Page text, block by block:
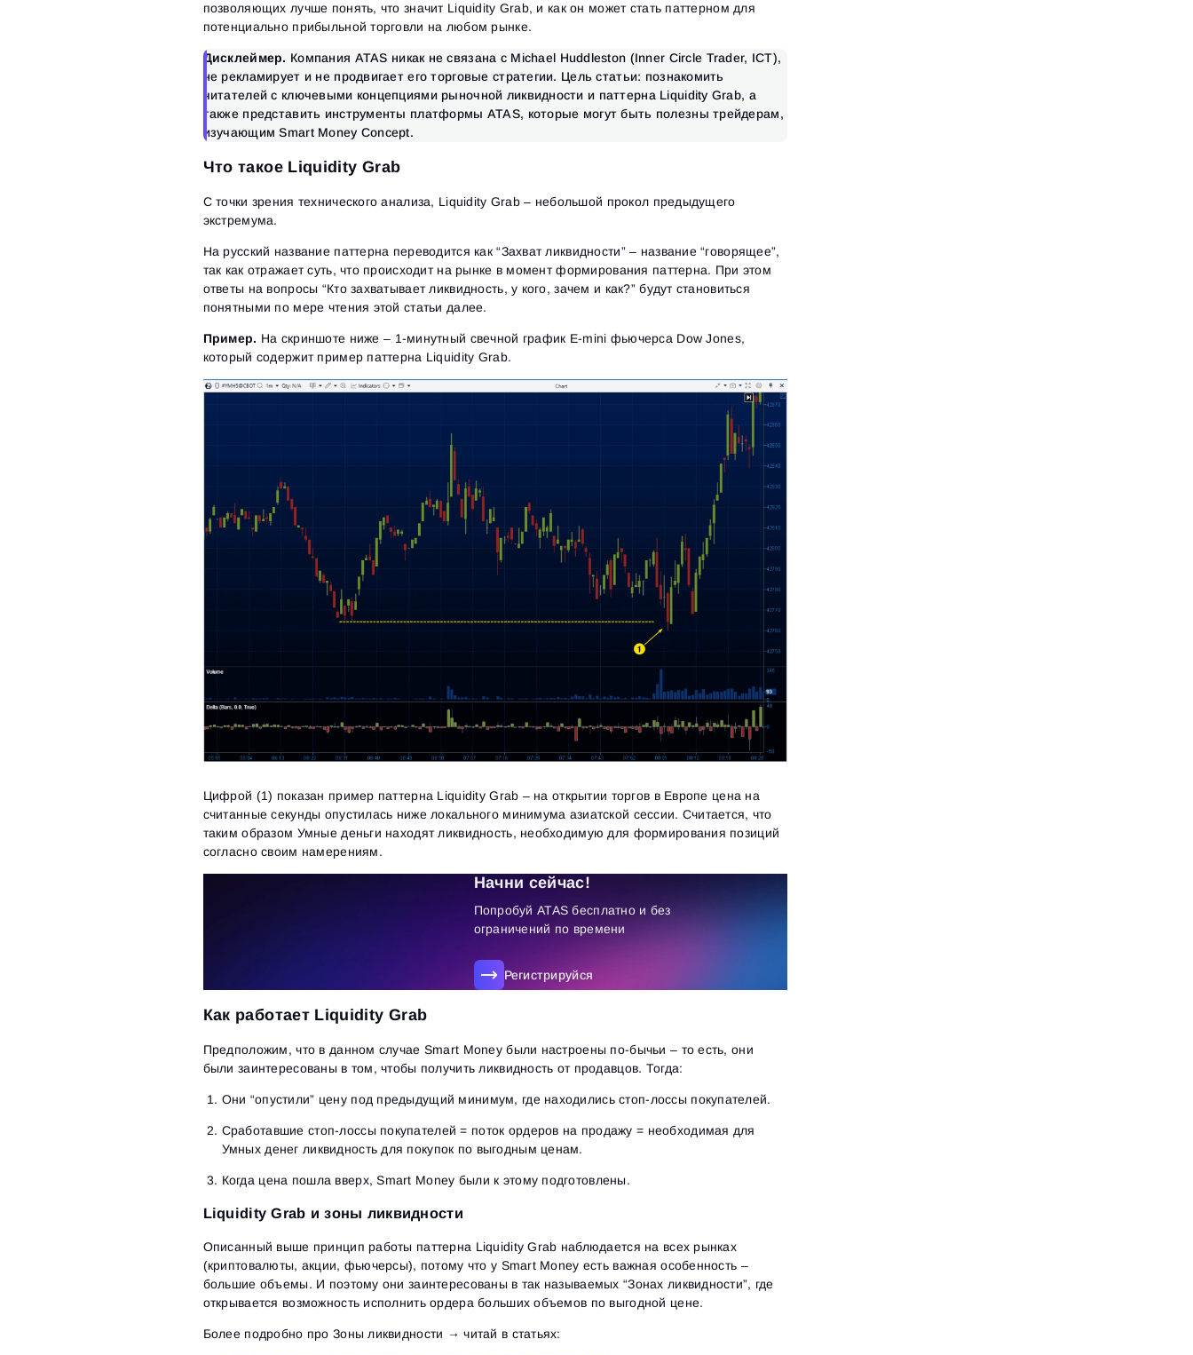
позволяющих лучше понять, что значит Liquidity Grab, и как он может стать паттерном для
потенциально прибыльной торговли на любом рынке.
Дисклеймер. Компания ATAS никак не связана с Michael Huddleston (Inner Circle Trader, ICT),
не рекламирует и не продвигает его торговые стратегии. Цель статьи: познакомить
читателей с ключевыми концепциями рыночной ликвидности и паттерна Liquidity Grab, а
также представить инструменты платформы ATAS, которые могут быть полезны трейдерам,
изучающим Smart Money Concept.
Что такое Liquidity Grab
С точки зрения технического анализа, Liquidity Grab – небольшой прокол предыдущего
экстремума.
На русский название паттерна переводится как “Захват ликвидности” – название “говорящее”,
так как отражает суть, что происходит на рынке в момент формирования паттерна. При этом
ответы на вопросы “Кто захватывает ликвидность, у кого, зачем и как?” будут становиться
понятными по мере чтения этой статьи далее.
Пример. На скриншоте ниже – 1-минутный свечной график E-mini фьючерса Dow Jones,
который содержит пример паттерна Liquidity Grab.
Цифрой (1) показан пример паттерна Liquidity Grab – на открытии торгов в Европе цена на
считанные секунды опустилась ниже локального минимума азиатской сессии. Считается, что
таким образом Умные деньги находят ликвидность, необходимую для формирования позиций
согласно своим намерениям.
Начни сейчас!
Попробуй ATAS бесплатно и без
ограничений по времени
Регистрируйся
Как работает Liquidity Grab
Предположим, что в данном случае Smart Money были настроены по-бычьи – то есть, они
были заинтересованы в том, чтобы получить ликвидность от продавцов. Тогда:
Они “опустили” цену под предыдущий минимум, где находились стоп-лоссы покупателей.
Сработавшие стоп-лоссы покупателей = поток ордеров на продажу = необходимая для
Умных денег ликвидность для покупок по выгодным ценам.
Когда цена пошла вверх, Smart Money были к этому подготовлены.
Liquidity Grab и зоны ликвидности
Описанный выше принцип работы паттерна Liquidity Grab наблюдается на всех рынках
(криптовалюты, акции, фьючерсы), потому что у Smart Money есть важная особенность –
большие объемы. И поэтому они заинтересованы в так называемых “Зонах ликвидности”, где
открывается возможность исполнить ордера больших объемов по выгодной цене.
Более подробно про Зоны ликвидности → читай в статьях:
Пароль
Забыли пароль?
Восстановить пароль
Введи адрес электронной почты, и мы отправим ссылку
Email
Сбросить пароль
Регистрация
Я хочу получать специальные предложения от ATAS
Я принимаю:Terms of use, License agreement.
Ознакомьтесь с политикой конфиденциальности